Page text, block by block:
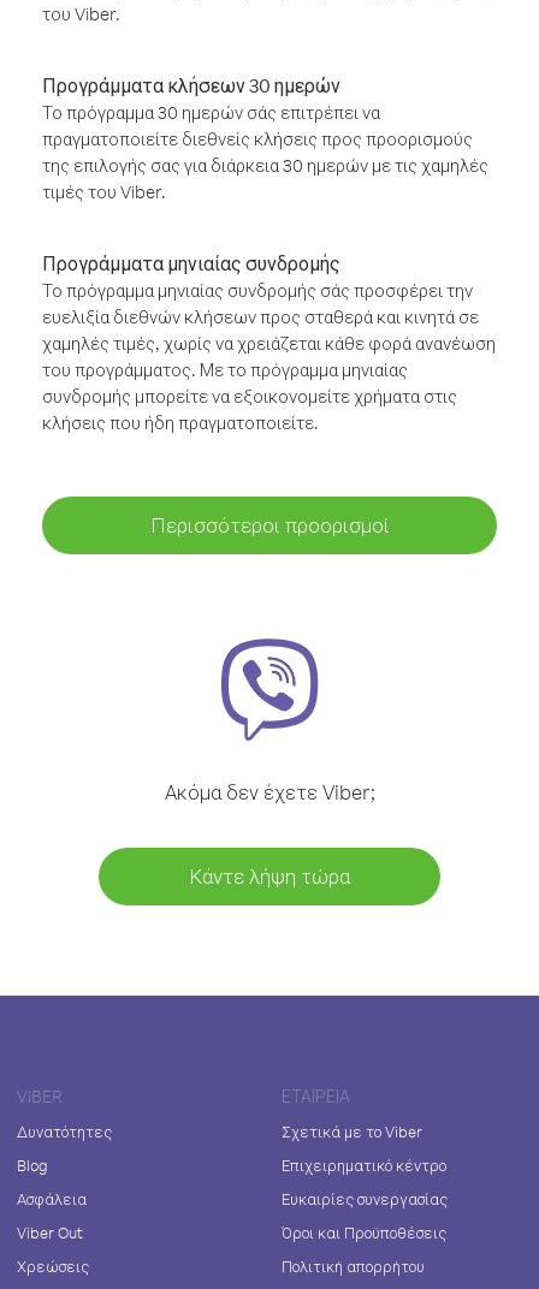
του Viber.
Προγράμματα κλήσεων 30 ημερών
Το πρόγραμμα 30 ημερών σάς επιτρέπει να
πραγματοποιείτε διεθνείς κλήσεις προς προορισμούς
της επιλογής σας για διάρκεια 30 ημερών με τις χαμηλές
τιμές του Viber.
Προγράμματα μηνιαίας συνδρομής
Το πρόγραμμα μηνιαίας συνδρομής σάς προσφέρει την
ευελιξία διεθνών κλήσεων προς σταθερά και κινητά σε
χαμηλές τιμές, χωρίς να χρειάζεται κάθε φορά ανανέωση
του προγράμματος. Με το πρόγραμμα μηνιαίας
συνδρομής μπορείτε να εξοικονομείτε χρήματα στις
κλήσεις που ήδη πραγματοποιείτε.
Περισσότεροι προορισμοί
Ακόμα δεν έχετε Viber;
Κάντε λήψη τώρα
VIBER
Δυνατότητες
Blog
Ασφάλεια
Viber Out
Χρεώσεις
ΕΤΑΙΡΕΊΑ
Σχετικά με το Viber
Επιχειρηματικό κέντρο
Ευκαιρίες συνεργασίας
Όροι και Προϋποθέσεις
Πολιτική απορρήτου